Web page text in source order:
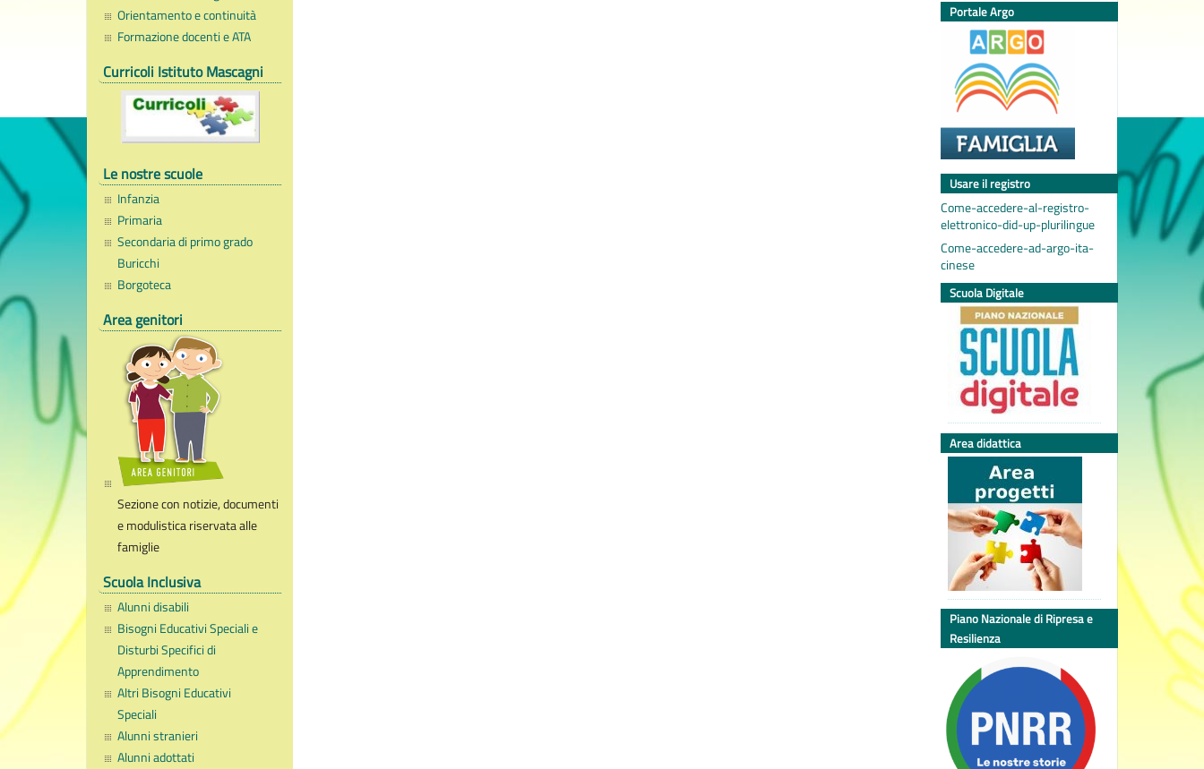
Orientamento e continuità
Formazione docenti e ATA
Curricoli Istituto Mascagni
Le nostre scuole
Infanzia
Primaria
Secondaria di primo grado
Buricchi
Borgoteca
Area genitori
Sezione con notizie, documenti
e modulistica riservata alle
famiglie
Scuola Inclusiva
Alunni disabili
Bisogni Educativi Speciali e
Disturbi Specifici di
Apprendimento
Altri Bisogni Educativi
Speciali
Alunni stranieri
Alunni adottati
Portale Argo
Usare il registro
Come-accedere-al-registro-
elettronico-did-up-plurilingue
Come-accedere-ad-argo-ita-
cinese
Scuola Digitale
Area didattica
Piano Nazionale di Ripresa e
Resilienza